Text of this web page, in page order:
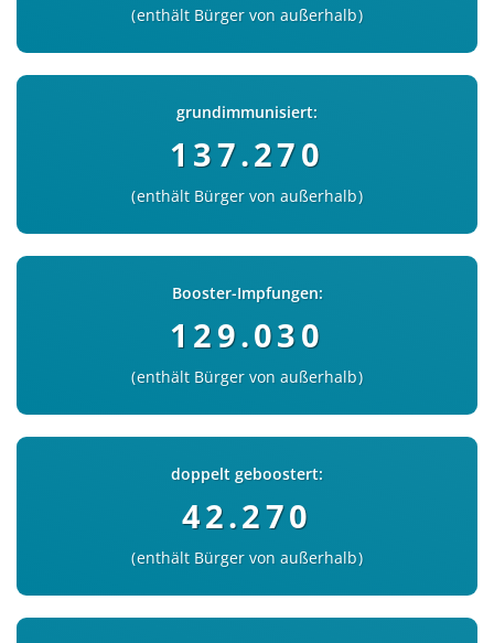
enthält Bürger von außerhalb
grundimmunisiert:
137.270
enthält Bürger von außerhalb
Booster-Impfungen:
129.030
enthält Bürger von außerhalb
doppelt geboostert:
42.270
enthält Bürger von außerhalb